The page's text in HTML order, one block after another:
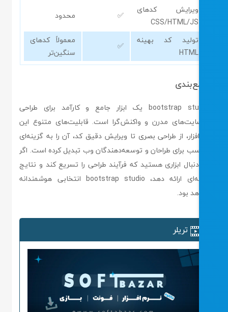
ویرایش کدهای
CSS/HTML/JS
✅
تولید کد بهینه
✅
معمولاً کدهای
bootstrap studio یک ابزار جامع و کارآمد برای طراحی
مدرن و واکنش‌گرا است. قابلیت‌های متنوع این
از طراحی بصری تا ویرایش دقیق کد، آن را به گزینه‌ای
برای طراحان و توسعه‌دهندگان وب تبدیل کرده است. اگر
ابزاری هستید که فرآیند طراحی را تسریع کند و نتایج
حرفه‌ای ارائه دهد، bootstrap studio انتخابی هوشمندانه